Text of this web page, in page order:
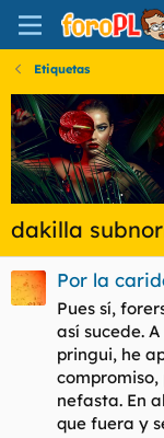
Etiquetas
dakilla
Por la
Pues sí,
así sucede.
pringui, he
nefasta. En
que fuera y